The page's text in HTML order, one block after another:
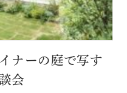
ナーの庭で写す
会